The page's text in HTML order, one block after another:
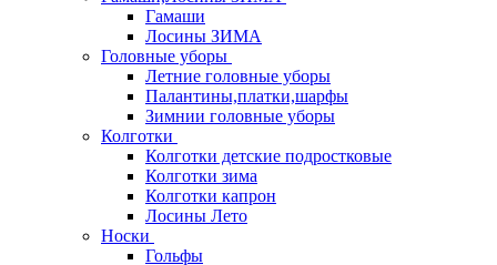
Гамаши
Лосины ЗИМА
Головные уборы
Летние головные уборы
Палантины,платки,шарфы
Зимнии головные уборы
Колготки
Колготки детские подростковые
Колготки зима
Колготки капрон
Лосины Лето
Носки
Гольфы